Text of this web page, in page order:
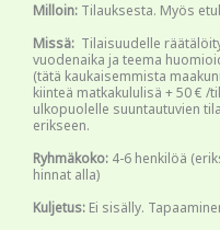
Milloin: Tilauksesta. Myös
Missä: Tilaisuudelle
vuodenaika ja teema
(tätä kaukaisemmista
kiinteä matkakululisä + 50 € /
ulkopuolelle suuntautuvien
erikseen.
Ryhmäkoko: 4-6 henkilöä
hinnat alla)
Kuljetus: Ei sisälly.